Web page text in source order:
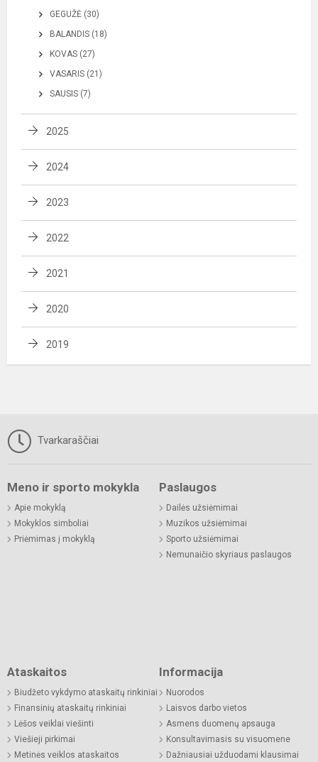
GEGUŽĖ (30)
BALANDIS (18)
KOVAS (27)
VASARIS (21)
SAUSIS (7)
2025
2024
2023
2022
2021
2020
2019
Tvarkaraščiai
Meno ir sporto mokykla
Apie mokyklą
Mokyklos simboliai
Priėmimas į mokyklą
Paslaugos
Dailės užsiėmimai
Muzikos užsiėmimai
Sporto užsiėmimai
Nemunaičio skyriaus paslaugos
Ataskaitos
Biudžeto vykdymo ataskaitų rinkiniai
Finansinių ataskaitų rinkiniai
Lėšos veiklai viešinti
Viešieji pirkimai
Metinės veiklos ataskaitos
Informacija
Nuorodos
Laisvos darbo vietos
Asmens duomenų apsauga
Konsultavimasis su visuomene
Dažniausiai užduodami klausimai